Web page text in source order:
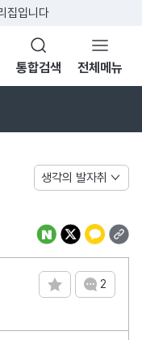
집입니다
통합검색
열기
전체메뉴
생각의 발자취
댓글 수
2